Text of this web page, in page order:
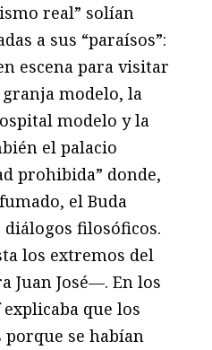
real” solían
a sus “paraísos”:
escena para visitar
modelo, la
modelo y la
el palacio
prohibida” donde,
el Buda
filosóficos.
los extremos del
Juan José—. En los
que los
porque se habían